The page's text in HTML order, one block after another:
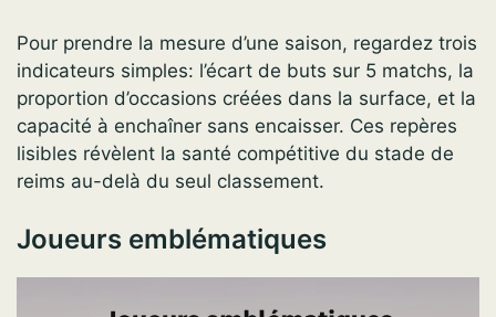
Pour prendre la mesure d’une saison, regardez trois
indicateurs simples: l’écart de buts sur 5 matchs, la
proportion d’occasions créées dans la surface, et la
capacité à enchaîner sans encaisser. Ces repères
lisibles révèlent la santé compétitive du stade de
reims au-delà du seul classement.
Joueurs emblématiques